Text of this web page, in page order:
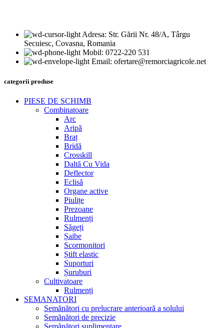
Adresa: Str. Gării Nr. 48/A, Târgu
Secuiesc, Covasna, Romania
Mobil: 0722-220 531
Email: ofertare@remorciagricole.net
categorii produse
PIESE DE SCHIMB
Combinatoare
Arc
Aripă
Braț
Bridă
Crosskill
Daltă Cu Vida
Deflector
Eclisă
Organe active
Piulițe
Prezoane
Rulmenți
Săgeți
Șaibe
Scormonitori
Știft elastic
Suporturi
Șuruburi
Cultivatoare
Rulmenți
SEMANATORI
Semănători cu prelucrare anterioară a solului
Semănători de precizie
Semănători suplimentare